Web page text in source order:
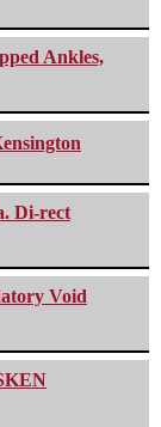
Ankles,
Di-rect
Void